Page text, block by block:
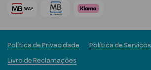
Política de Privacidade Política de Serviços
Livro de Reclamações